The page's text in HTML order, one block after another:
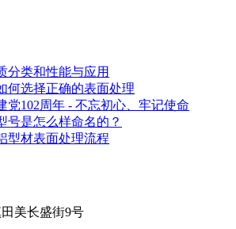
分类和性能与应用
何选择正确的表面处理
党102周年 - 不忘初心、牢记使命
号是怎么样命名的？
型材表面处理流程
美长盛街9号